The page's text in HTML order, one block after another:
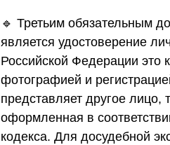
🔹 Третьим обязательным
является удостоверение
Российской Федерации это
фотографией и
представляет другое лицо,
оформленная в
кодекса. Для досудебной